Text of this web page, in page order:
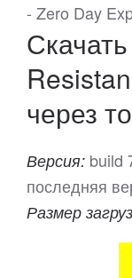
- Zero Day
через
Версия: build
последняя
Размер